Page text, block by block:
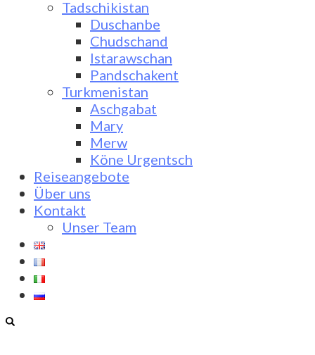
Tadschikistan
Duschanbe
Chudschand
Istarawschan
Pandschakent
Turkmenistan
Aschgabat
Mary
Merw
Köne Urgentsch
Reiseangebote
Über uns
Kontakt
Unser Team